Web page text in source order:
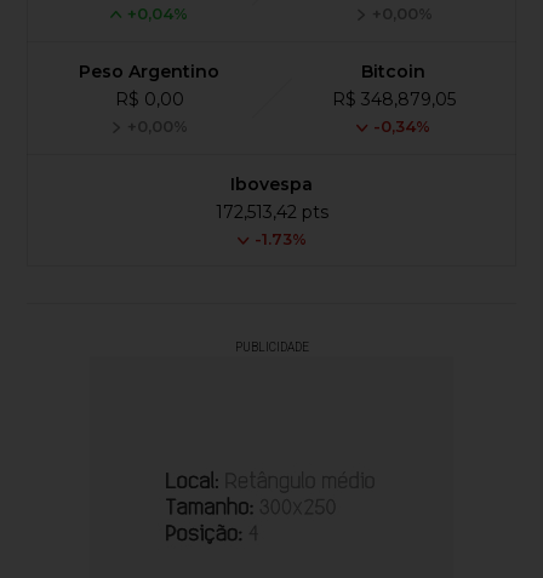
+0,04% +0,00%
Peso Argentino
R$ 0,00
+0,00%
Bitcoin
R$ 348,879,05
-0,34%
Ibovespa
172,513,42 pts
-1.73%
PUBLICIDADE